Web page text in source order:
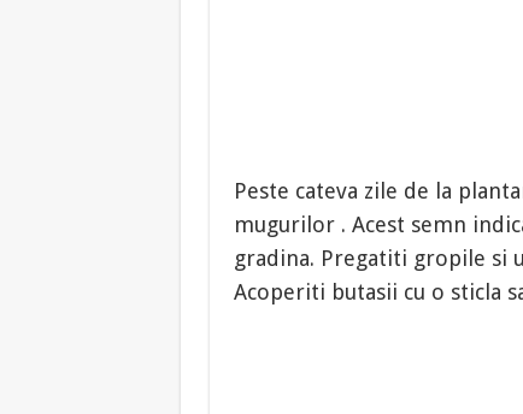
Peste cateva zile de la
mugurilor . Acest semn
gradina. Pregatiti gropile si
Acoperiti butasii cu o sticla